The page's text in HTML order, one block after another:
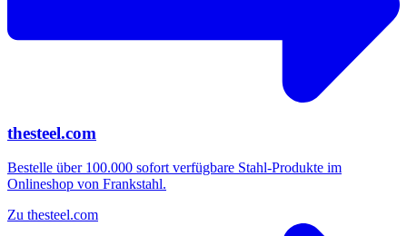
thesteel.com
Bestelle über 100.000 sofort verfügbare Stahl-Produkte im
Onlineshop von Frankstahl.
Zu thesteel.com